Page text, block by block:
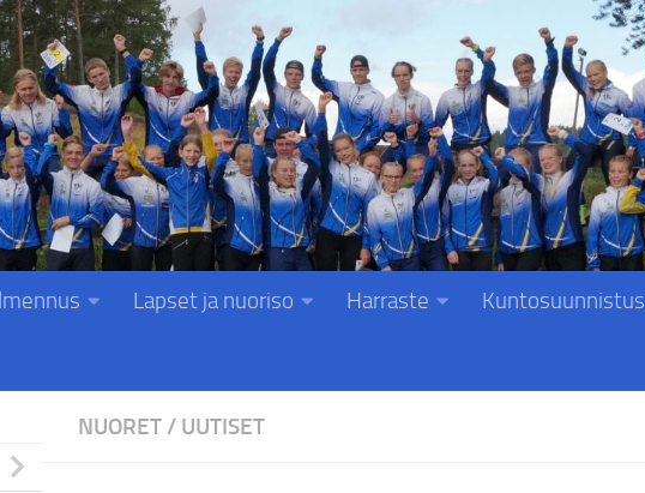
Lapset ja nuoriso Harraste Kuntosuunnistus
NUORET / UUTISET